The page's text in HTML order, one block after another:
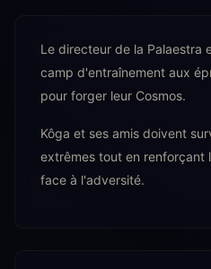
Le directeur de la Palaestra
camp d'entraînement aux
pour forger leur Cosmos.
Kôga et ses amis doivent
extrêmes tout en renforçant
face à l'adversité.